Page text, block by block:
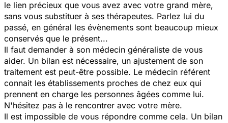
le lien précieux que vous avez avec votre grand mère,
sans vous substituer à ses thérapeutes. Parlez lui du
passé, en général les évènements sont beaucoup mieux
conservés que le présent...
Il faut demander à son médecin généraliste de vous
aider. Un bilan est nécessaire, un ajustement de son
traitement est peut-être possible. Le médecin référent
connait les établissements proches de chez eux qui
prennent en charge les personnes âgées comme lui.
N'hésitez pas à le rencontrer avec votre mère.
Il est impossible de vous répondre comme cela. Un bilan